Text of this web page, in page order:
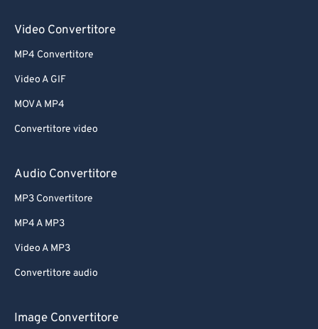
Video Convertitore
MP4 Convertitore
Video A GIF
MOV A MP4
Convertitore video
Audio Convertitore
MP3 Convertitore
MP4 A MP3
Video A MP3
Convertitore audio
Image Convertitore